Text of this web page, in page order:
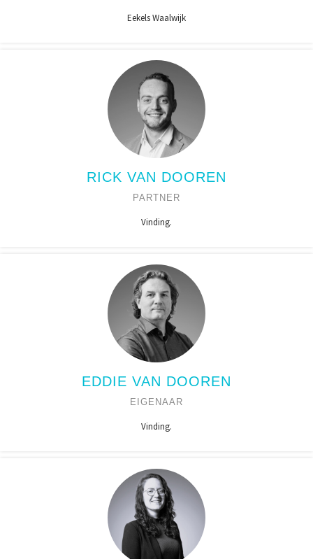
Eekels Waalwijk
RICK VAN DOOREN
PARTNER
Vinding.
EDDIE VAN DOOREN
EIGENAAR
Vinding.